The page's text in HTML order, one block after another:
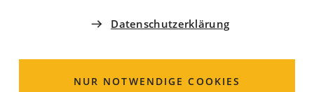
Datenschutzerklärung
NUR NOTWENDIGE COOKIES
einer
Änderung bei einer